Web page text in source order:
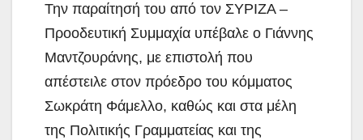
Την παραίτησή του από τον ΣΥΡΙΖΑ –
Προοδευτική Συμμαχία υπέβαλε ο Γιάννης
Μαντζουράνης, με επιστολή που
απέστειλε στον πρόεδρο του κόμματος
Σωκράτη Φάμελλο, καθώς και στα μέλη
της Πολιτικής Γραμματείας και της